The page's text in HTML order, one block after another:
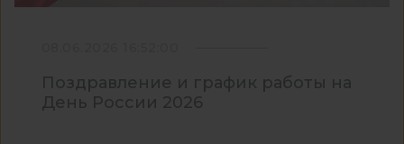
Поздравление и график работы на
День России 2026